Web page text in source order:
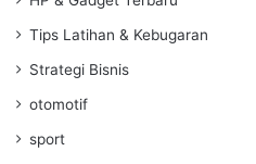
Tips Latihan & Kebugaran
Strategi Bisnis
otomotif
sport